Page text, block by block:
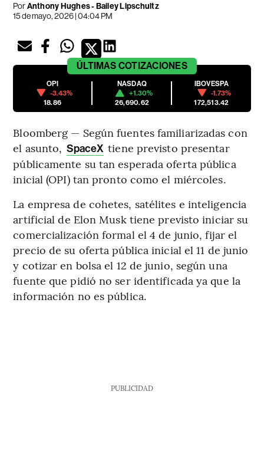
PorAnthony Hughes - Bailey Lipschultz
15 de mayo, 2026 | 04:04 PM
ÚLTIMAS COTIZACIONES
OPI
-3.43%
18.86
NASDAQ
+1.30%
26,690.62
IBOVESPA
-1.73%
172,513.42
Bloomberg — Según fuentes familiarizadas con
el asunto, SpaceX tiene previsto presentar
públicamente su tan esperada oferta pública
inicial (OPI) tan pronto como el miércoles.
La empresa de cohetes, satélites e inteligencia
artificial de Elon Musk tiene previsto iniciar su
comercialización formal el 4 de junio, fijar el
precio de su oferta pública inicial el 11 de junio
y cotizar en bolsa el 12 de junio, según una
fuente que pidió no ser identificada ya que la
información no es pública.
PUBLICIDAD